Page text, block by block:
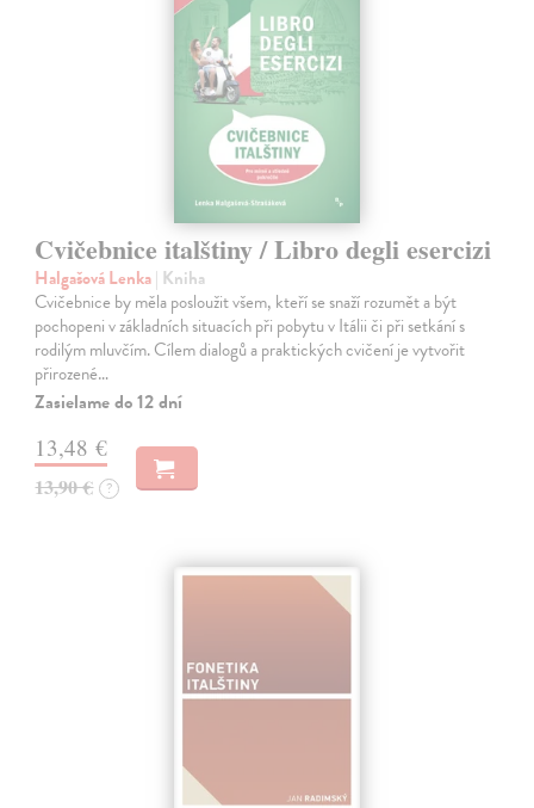
Cvičebnice italštiny / Libro degli esercizi
Halgašová Lenka| Kniha
Cvičebnice by měla posloužit všem, kteří se snaží rozumět a být
pochopeni v základních situacích při pobytu v Itálii či při setkání s
rodilým mluvčím. Cílem dialogů a praktických cvičení je vytvořit
přirozené…
Zasielame do 12 dní
13,48 €
13,90 € ?